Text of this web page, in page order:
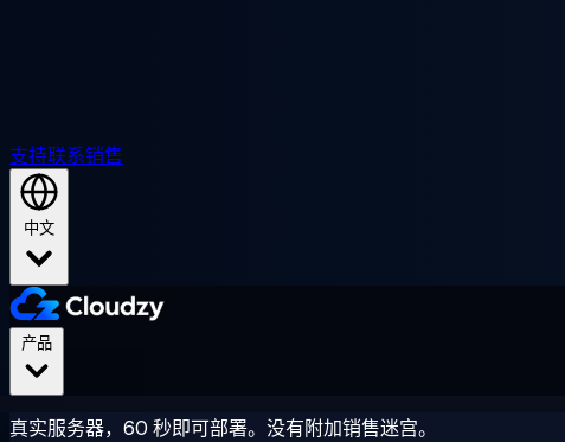
支持联系销售
中文
真实服务器，60 秒即可部署。没有附加销售迷宫。